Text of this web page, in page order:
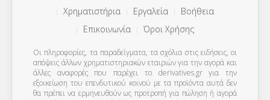
Χρηματιστήρια
Εργαλεία
Βοήθεια
Επικοινωνία
Όροι Χρήσης
Οι πληροφορίες, τα παραδείγματα, τα σχόλια στις ειδήσεις, οι
απόψεις άλλων χρηματιστηριακών εταιριών για την αγορά και
άλλες αναφορές που παρέχει το derivatives.gr για την
εξοικείωση του επενδυτικού κοινού με τα προϊόντα αυτά δεν
θα πρέπει να ερμηνευθούν ως προτροπή για πώληση ή αγορά